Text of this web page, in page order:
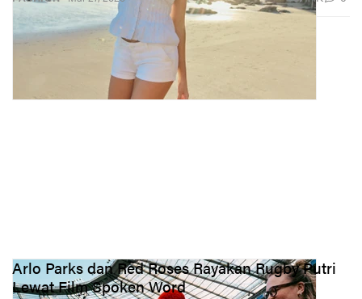
Arlo Parks dan Red Roses Rayakan Rugby Putri
Lewat Film Spoken Word